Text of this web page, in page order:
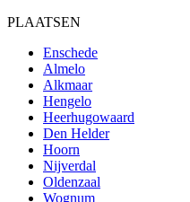
PLAATSEN
Enschede
Almelo
Alkmaar
Hengelo
Heerhugowaard
Den Helder
Hoorn
Nijverdal
Oldenzaal
Wognum